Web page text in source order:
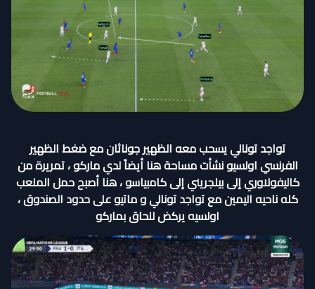
تواجد تونالي يسحب معه الظهير جوناثان مع ضغط الظهير
الفرنسي اولسيو نشأت مساحة هنا أيضاً لدي ماركو ، تمريرة من
كاليفولاوري إلى بيلجريني إلى كامبياسو ، هنا أصبح حمل الملعب
كله ناحيه اليمين مع تواجد تونالي و ماتيو على حدود الصندوق ،
اولسيه يركض للحاق بماركو